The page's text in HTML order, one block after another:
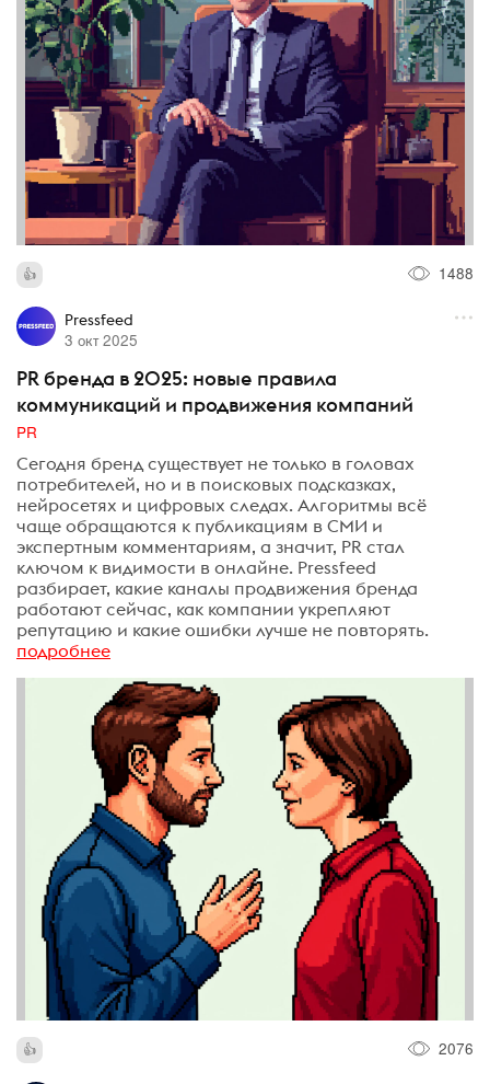
1488
Pressfeed
3 окт 2025
PR бренда в 2025: новые правила
коммуникаций и продвижения компаний
PR
Сегодня бренд существует не только в головах
потребителей, но и в поисковых подсказках,
нейросетях и цифровых следах. Алгоритмы всё
чаще обращаются к публикациям в СМИ и
экспертным комментариям, а значит, PR стал
ключом к видимости в онлайне. Pressfeed
разбирает, какие каналы продвижения бренда
работают сейчас, как компании укрепляют
репутацию и какие ошибки лучше не повторять.
подробнее
2076